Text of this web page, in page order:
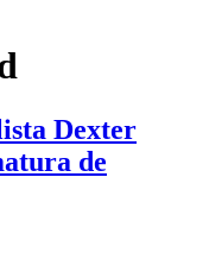
Dexter
de